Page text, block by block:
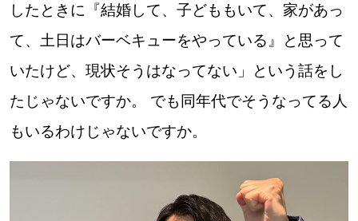
したときに『結婚して、子どももいて、家があっ
て、土日はバーベキューをやっている』と思って
いたけど、現状そうはなってない」という話をし
たじゃないですか。 でも同年代でそうなってる人
もいるわけじゃないですか。